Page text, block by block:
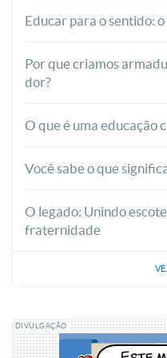
Educar para o sentido:
Por que criamos
dor?
O que é uma educação
Você sabe o que
O legado: Unindo
fraternidade
DIVULGAÇÃO